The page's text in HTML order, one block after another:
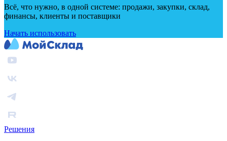
Всё, что нужно, в одной системе: продажи, закупки, склад,
финансы, клиенты и поставщики
Начать использовать
Решения